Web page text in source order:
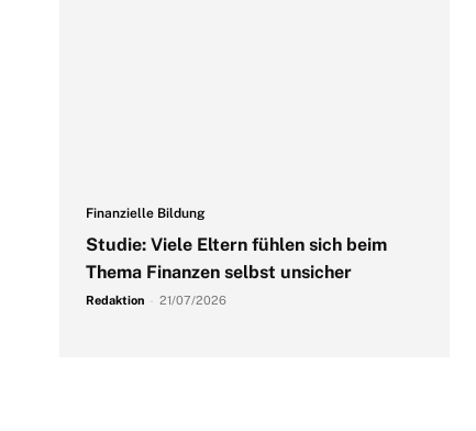
Finanzielle Bildung
Studie: Viele Eltern fühlen sich beim
Thema Finanzen selbst unsicher
Redaktion 21/07/2026